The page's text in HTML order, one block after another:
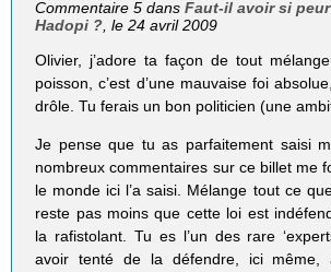
Commentaire 5 dansFaut-il avoir si
Hadopi ?, le 24 avril 2009
Olivier, j’adore ta façon de tout
poisson, c’est d’une mauvaise foi
drôle. Tu ferais un bon politicien (une
Je pense que tu as parfaitement saisi
nombreux commentaires sur ce billet me
le monde ici l’a saisi. Mélange tout ce
reste pas moins que cette loi est
la rafistolant. Tu es l’un des rare
avoir tenté de la défendre, ici